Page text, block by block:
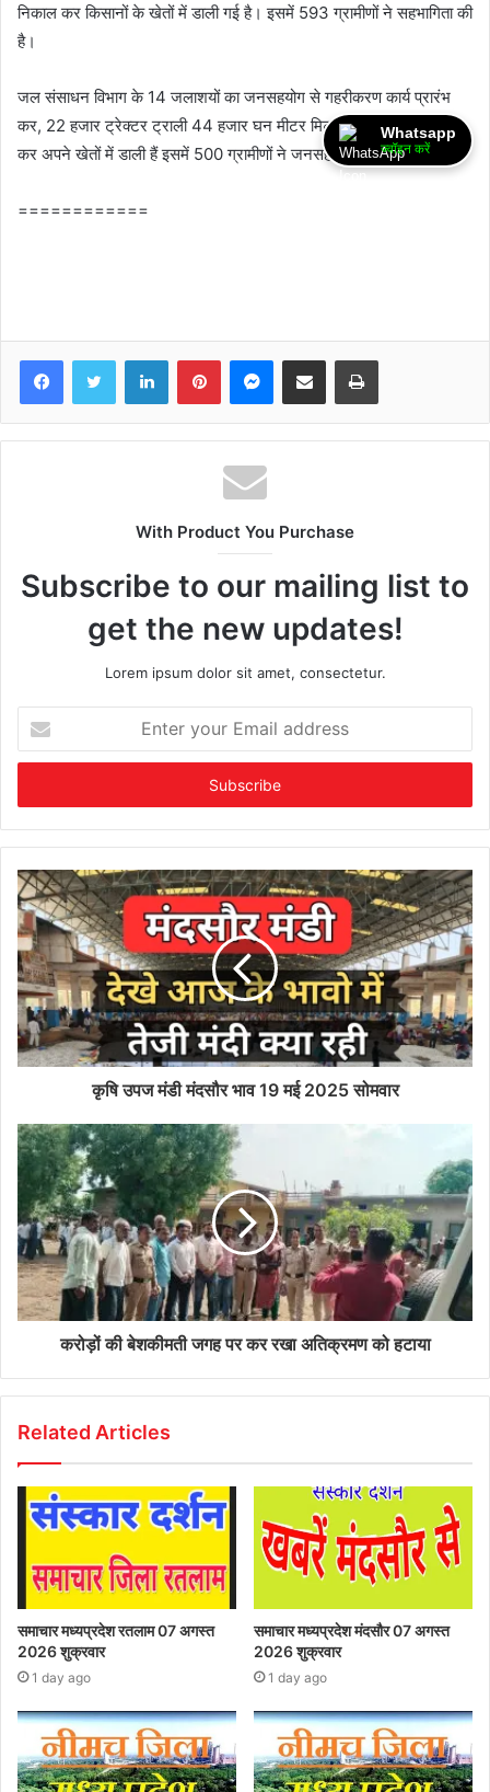
निकाल कर किसानों के खेतों में डाली गई है। इसमें 593 ग्रामीणों ने सहभागिता की
है।
जल संसाधन विभाग के 14 जलाशयों का जनसहयोग से गहरीकरण कार्य प्रारंभ
कर, 22 हजार ट्रेक्‍टर ट्राली 44 हजार घन मीटर मिट्टी किसानों ने निकाल
कर अपने खेतों में डाली हैं इसमें 500 ग्रामीणों ने जनसहभागिता की हैं।
============
FacebookTwitter LinkedInPinterestMessenger
Share via Email Print
With Product You Purchase
Subscribe to our mailing list to
get the new updates!
Lorem ipsum dolor sit amet, consectetur.
your
Email
कृषि उपज मंडी मंदसौर भाव 19 मई 2025 सोमवार
करोड़ों की बेशकीमती जगह पर कर रखा अतिक्रमण को हटाया
Related Articles
समाचार मध्यप्रदेश रतलाम 07 अगस्त
2026 शुक्रवार
1 day ago
समाचार मध्यप्रदेश मंदसौर 07 अगस्त
2026 शुक्रवार
1 day ago
Whatsapp
ज्वॉइन करें